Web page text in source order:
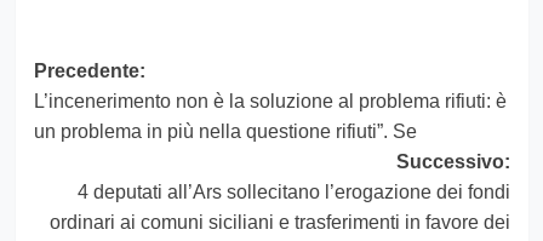
Navigazione
articolo
Precedente:
L’incenerimento non è la soluzione al problema rifiuti: è
un problema in più nella questione rifiuti”. Se
Successivo:
4 deputati all’Ars sollecitano l’erogazione dei fondi
ordinari ai comuni siciliani e trasferimenti in favore dei